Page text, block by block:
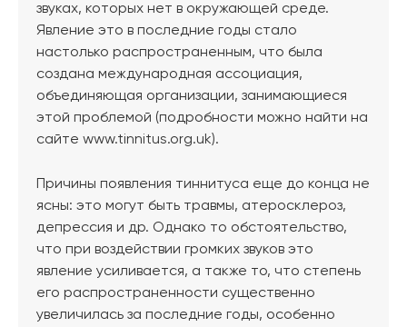
звуках, которых нет в окружающей среде.
Явление это в последние годы стало
настолько распространенным, что была
создана международная ассоциация,
объединяющая организации, занимающиеся
этой проблемой (подробности можно найти на
сайте www.tinnitus.org.uk).
Причины появления тиннитуса еще до конца не
ясны: это могут быть травмы, атеросклероз,
депрессия и др. Однако то обстоятельство,
что при воздействии громких звуков это
явление усиливается, а также то, что степень
его распространенности существенно
увеличилась за последние годы, особенно